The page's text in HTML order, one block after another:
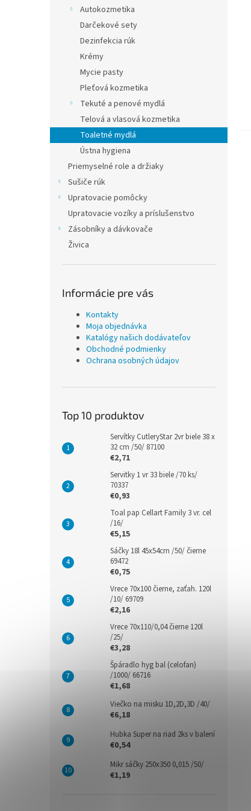
Autokozmetika
Darčekové sety
Dezinfekcia rúk
Krémy
Mycie pasty
Pleťová kozmetika
Tekuté a penové mydlá
Telová a vlasová kozmetika
Toaletné mydlá
Ústna hygiena
Priemyselné role a držiaky
Sušiče rúk
Upratovacie pomôcky
Upratovacie vozíky a príslušenstvo
Zásobníky a dávkovače
Živica
Informácie pre vás
Kontakty
Moja objednávka
Katalógy našich dodávateľov
Obchodné podmienky
Ochrana osobných údajov
Top 10 produktov
Servítky CutleryStar 2vr biele 38 x
32 cm /50/ 87100
€2,71
Servitky 1 vr 33 biele /70 ks/
70337
€0,93
Toal pap Cellart Family 3 vr. cel
/16/
€5,15
Sáčky 18l 45x54cm /50/ čierne
69472
€0,75
Vrece 70x100 čierne, zaťah. 120l
/10/ 69709
€2,16
Vrece 70x110/0,04 čierne 120l
/25/
€3,28
Špáradlo hyg bal (celofan)
/1000/ 66716
€1,68
Viečko na misku 1D,2D,3D /40/
€6,18
Hubka Super na riad 2ks v balení
€0,54
Mikr sáčky 250x350 0,015 /50/
€1,19